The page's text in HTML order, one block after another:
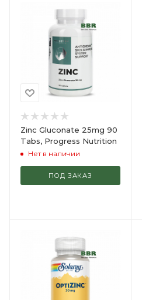
Zinc Gluconate 25mg 90
Tabs, Progress Nutrition
Нет в наличии
ПОД ЗАКАЗ